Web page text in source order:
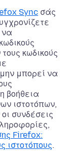
Sync σάς
να
κωδικούς
μπορεί να
βοήθεια
ιστοτόπων,
συνδέσεις
Firefox:
ιστοτόπους.